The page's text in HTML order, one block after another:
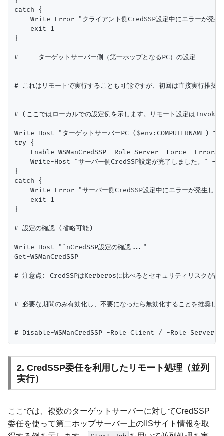
catch {
Write-Error "クライアント側CredSSP設定中にエラーが発
    exit 1
}
# --- ターゲットサーバー側（第一ホップとなるPC）の設定 ---
# これはリモートで実行することも可能ですが、初回は直接実行推奨
# (ここではローカルでの設定例を示します。リモート設定はInvoke-
Write-Host "ターゲットサーバーPC ($env:COMPUTERNAME)
try {
Enable-WSManCredSSP -Role Server -Force -
Write-Host "サーバー側CredSSP設定が完了しました。"
}
catch {
Write-Error "サーバー側CredSSP設定中にエラーが発生
    exit 1
}
# 設定の確認 (省略可能)
Write-Host "`nCredSSP設定の確認..."
Get-WSManCredSSP
# 注意点: CredSSPはKerberosに比べるとセキュリティリスクが高
# 必要な期間のみ有効化し、不要になったら無効化することを推奨し
2. CredSSP委任を利用したリモート処理（並列
実行）
ここでは、複数のターゲットサーバーに対してCredSSP
委任を使って第二ホップサーバー上のIISサイト情報を取